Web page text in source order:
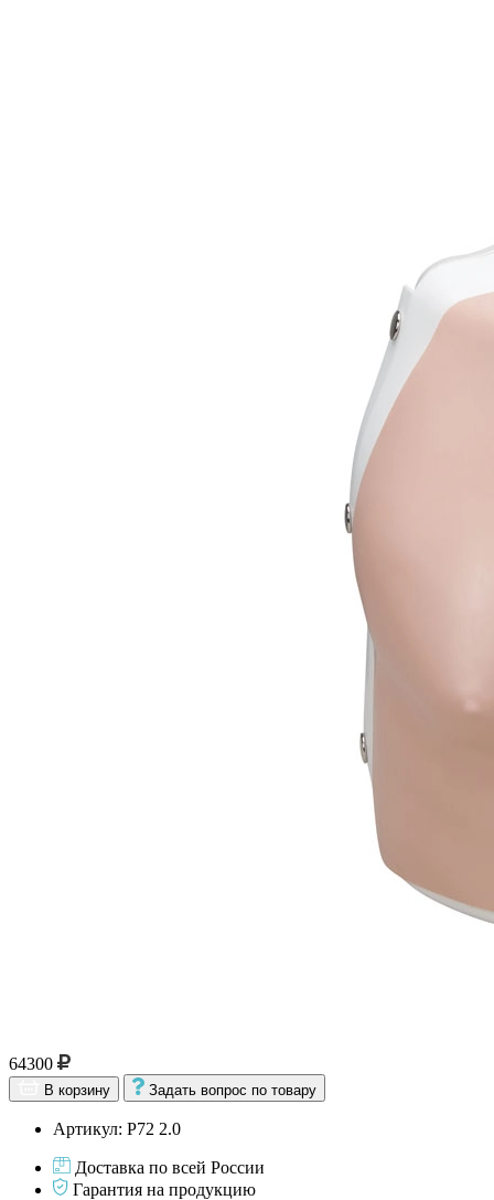
64300
В корзину Задать вопрос по товару
Артикул: Р72 2.0
Доставка по всей России
Гарантия на продукцию